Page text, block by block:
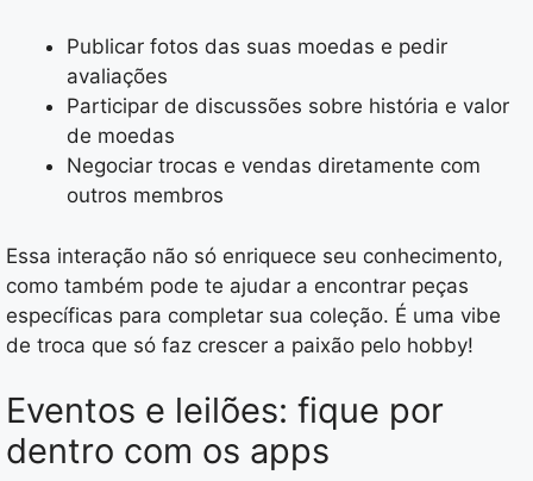
Publicar fotos das suas moedas e pedir
avaliações
Participar de discussões sobre história e valor
de moedas
Negociar trocas e vendas diretamente com
outros membros
Essa interação não só enriquece seu conhecimento,
como também pode te ajudar a encontrar peças
específicas para completar sua coleção. É uma vibe
de troca que só faz crescer a paixão pelo hobby!
Eventos e leilões: fique por
dentro com os apps